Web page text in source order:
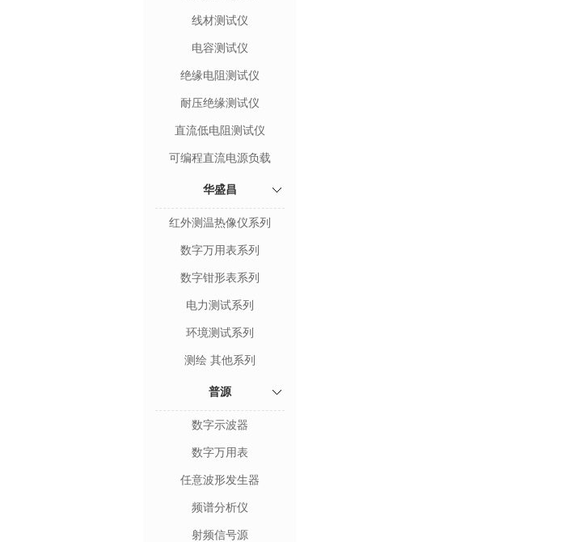
线材测试仪
电容测试仪
绝缘电阻测试仪
耐压绝缘测试仪
直流低电阻测试仪
可编程直流电源负载
华盛昌
红外测温热像仪系列
数字万用表系列
数字钳形表系列
电力测试系列
环境测试系列
测绘 其他系列
普源
数字示波器
数字万用表
任意波形发生器
频谱分析仪
射频信号源